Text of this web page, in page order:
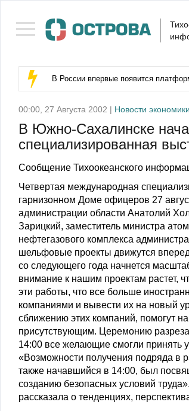
В России впервые появится
00:00, 27 Августа 2002 | Новости
В Южно-Сахалинске
специализированная
Сообщение Тихоокеанского
Четвертая международная
гарнизонном Доме офицеров 27
администрации области Анатолий
Зарицкий, заместитель министра
нефтегазового комплекса
шельфовые проекты движутся
со следующего года начнется
внимание к нашим проектам растет,
эти работы, что все больше
компаниями и вывести их на новый
сближению этих компаний, помогут
присутствующим. Церемонию
14:00 все желающие смогли принять
«Возможности получения подряда в
также начавшийся в 14:00, был
созданию безопасных условий
рассказала о тенденциях,